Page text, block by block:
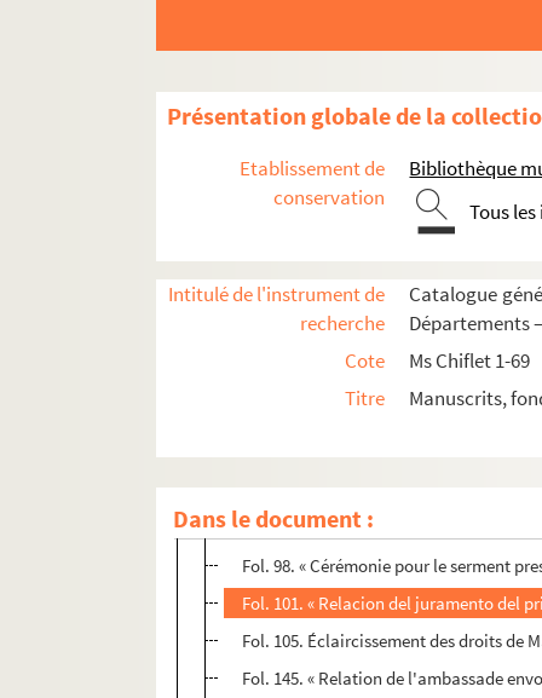
Présentation globale de la
Etablissement de
conservation
Bibliothèque
Tous
Intitulé de l'instrument de
recherche
Catalogue
Départements
Cote
Ms Chiflet 1-69
Titre
Manuscrits,
Dans le document :
Ms Chiflet 65. « Pièces historiques
Ms Chiflet 67. « Pièces historiques
Ms Chiflet 68. « Pièces historiques
Ms Chiflet 69. Supplément aux recueils
Fol. 5. « Ritual de las cerimonias
Fol. 17. « ... Como los reyes d'Aragon
Fol. 39. « Juramento del principe D.
Fol. 48. « Relation du serment presté
Fol. 50. Relation au prince D. Carlos
Fol. 86. « La coronacion del rey
Fol. 98. « Cérémonie pour le serment
Fol. 101. « Relacion del juramento del
Fol. 105. Éclaircissement des droits de
Fol. 145. « Relation de l'ambassade